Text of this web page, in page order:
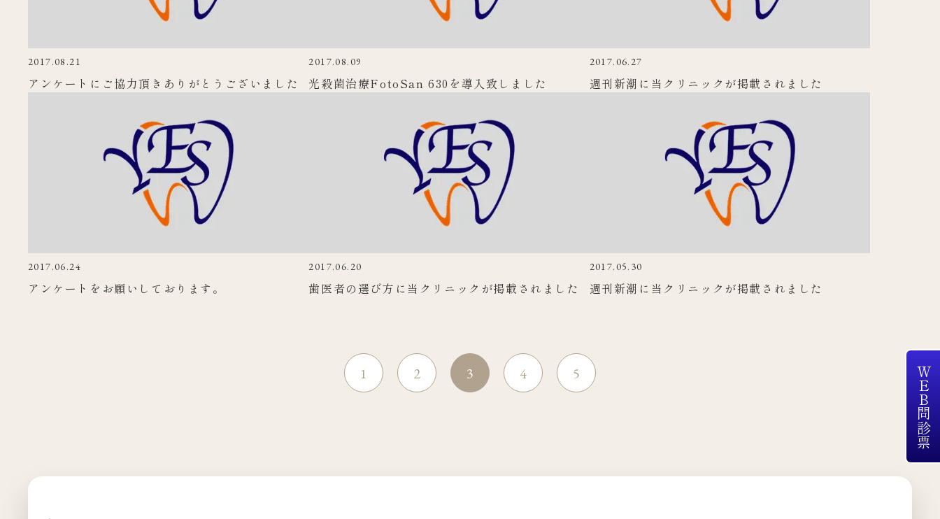
WEB問診票
2017.08.21
アンケートにご協力頂きありがとうございました
2017.08.09
光殺菌治療FotoSan 630を導入致しました
2017.06.27
週刊新潮に当クリニックが掲載されました
2017.06.24
アンケートをお願いしております。
2017.06.20
歯医者の選び方に当クリニックが掲載されました
2017.05.30
週刊新潮に当クリニックが掲載されました
1 2 3 4 5